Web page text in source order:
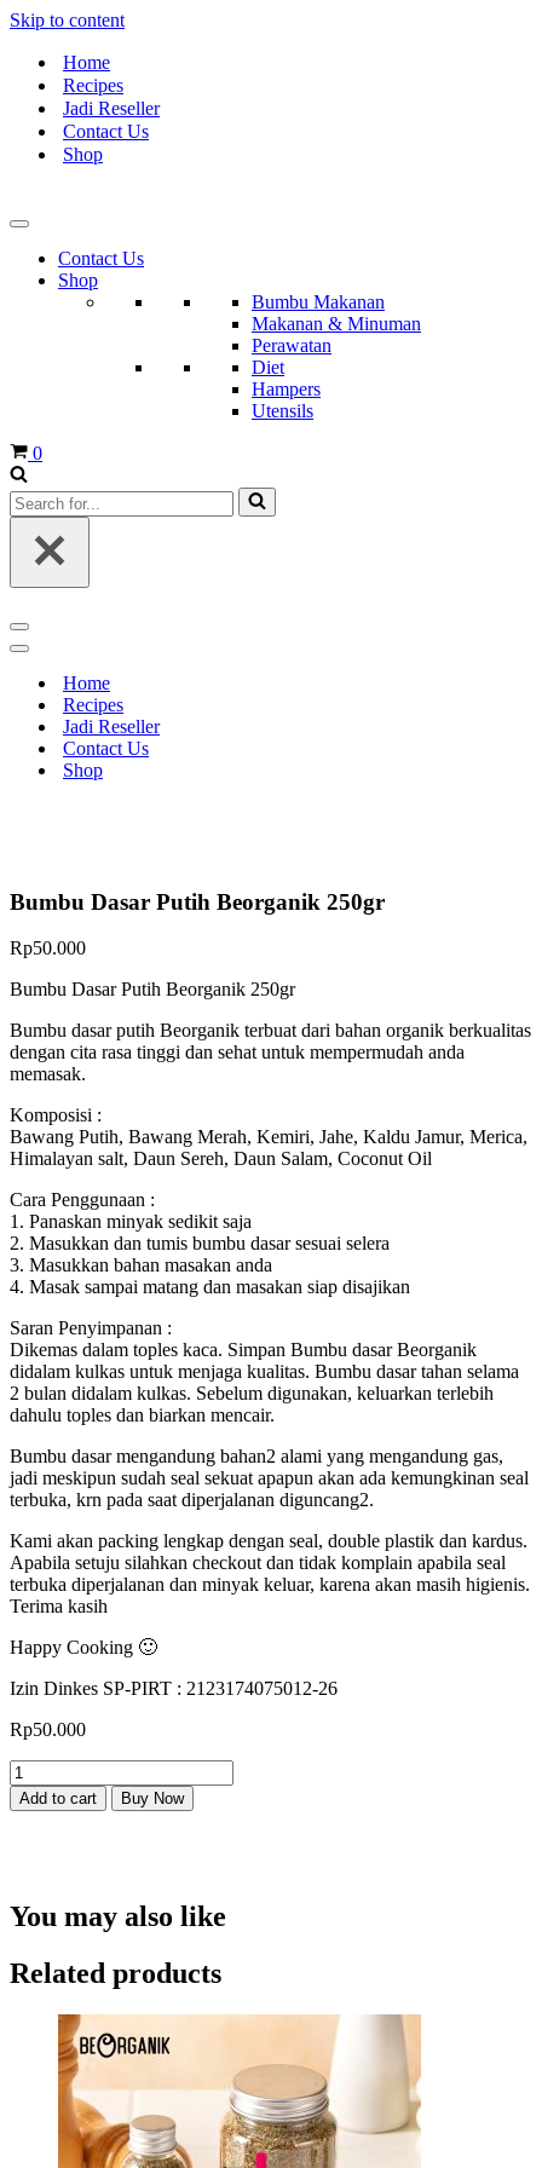
Skip to content
Home
Recipes
Jadi Reseller
Contact Us
Shop
Contact Us
Shop
Bumbu Makanan
Makanan & Minuman
Perawatan
Diet
Hampers
Utensils
Cart
0
Search
for...
Navigation
Menu
Navigation
Home
Recipes
Jadi Reseller
Contact Us
Shop
Bumbu Dasar Putih Beorganik 250gr
Rp50.000
Bumbu Dasar Putih Beorganik 250gr
Bumbu dasar putih Beorganik terbuat dari bahan organik berkualitas
dengan cita rasa tinggi dan sehat untuk mempermudah anda
memasak.
Komposisi :
Bawang Putih, Bawang Merah, Kemiri, Jahe, Kaldu Jamur, Merica,
Himalayan salt, Daun Sereh, Daun Salam, Coconut Oil
Cara Penggunaan :
1. Panaskan minyak sedikit saja
2. Masukkan dan tumis bumbu dasar sesuai selera
3. Masukkan bahan masakan anda
4. Masak sampai matang dan masakan siap disajikan
Saran Penyimpanan :
Dikemas dalam toples kaca. Simpan Bumbu dasar Beorganik
didalam kulkas untuk menjaga kualitas. Bumbu dasar tahan selama
2 bulan didalam kulkas. Sebelum digunakan, keluarkan terlebih
dahulu toples dan biarkan mencair.
Bumbu dasar mengandung bahan2 alami yang mengandung gas,
jadi meskipun sudah seal sekuat apapun akan ada kemungkinan seal
terbuka, krn pada saat diperjalanan diguncang2.
Kami akan packing lengkap dengan seal, double plastik dan kardus.
Apabila setuju silahkan checkout dan tidak komplain apabila seal
terbuka diperjalanan dan minyak keluar, karena akan masih higienis.
Terima kasih
Happy Cooking 🙂
Izin Dinkes SP-PIRT : 2123174075012-26
Rp50.000
Bumbu
Dasar
Putih
Add to cart Buy Now
You may also like
Related products